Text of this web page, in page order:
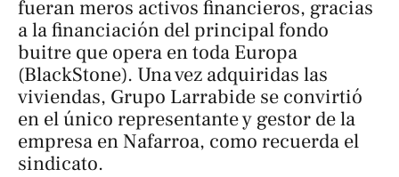
fueran meros activos financieros, gracias
a la financiación del principal fondo
buitre que opera en toda Europa
(BlackStone). Una vez adquiridas las
viviendas, Grupo Larrabide se convirtió
en el único representante y gestor de la
empresa en Nafarroa, como recuerda el
sindicato.